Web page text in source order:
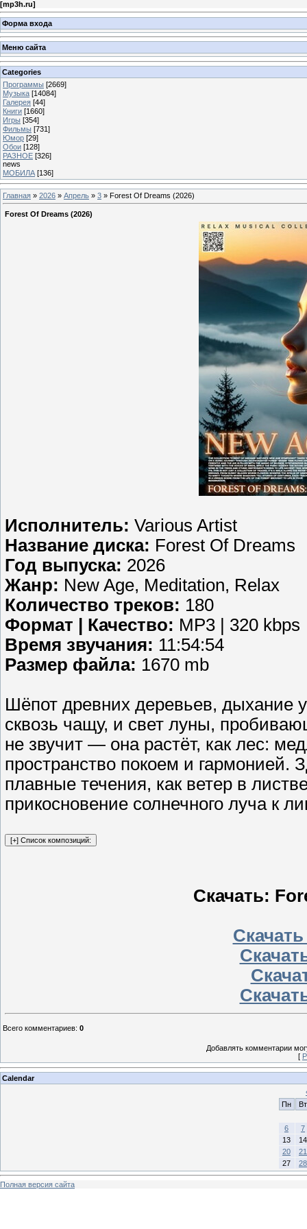
[mp3h.ru]
Форма входа
Меню сайта
Categories
Программы [2669]
Музыка [14084]
Галерея [44]
Книги [1660]
Игры [354]
Фильмы [731]
Юмор [29]
Обои [128]
РАЗНОЕ [326]
news
МОБИЛА [136]
Главная » 2026 » Апрель » 3 » Forest Of Dreams (2026)
Forest Of Dreams (2026)
Исполнитель: Various Artist
Название диска: Forest Of Dreams
Год выпуска: 2026
Жанр: New Age, Meditation, Relax
Количество треков: 180
Формат | Качество: MP3 | 320 kbps
Время звучания: 11:54:54
Размер файла: 1670 mb
Шёпот древних деревьев, дыхание
сквозь чащу, и свет луны,
не звучит — она растёт, как лес:
пространство покоем и гармонией.
плавные течения, как ветер в
прикосновение солнечного луча к
Скачать:
Всего комментариев: 0
Добавлять комментарии
[
Calendar
Пн
Вт
6
7
13
14
20
21
27
28
Полная версия сайта